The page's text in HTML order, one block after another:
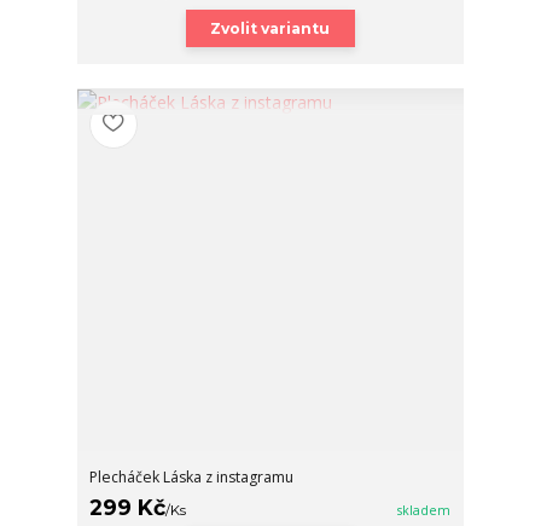
Zvolit variantu
Plecháček Láska z instagramu
299 Kč/Ks skladem